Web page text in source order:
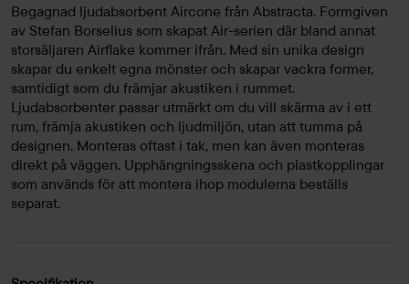
Begagnad ljudabsorbent Aircone från Abstracta. Formgiven
av Stefan Borselius som skapat Air-serien där bland annat
storsäljaren Airflake kommer ifrån. Med sin unika design
skapar du enkelt egna mönster och skapar vackra former,
samtidigt som du främjar akustiken i rummet.
Ljudabsorbenter passar utmärkt om du vill skärma av i ett
rum, främja akustiken och ljudmiljön, utan att tumma på
designen. Monteras oftast i tak, men kan även monteras
direkt på väggen. Upphängningsskena och plastkopplingar
som används för att montera ihop modulerna beställs
separat.